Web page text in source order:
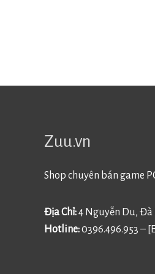
Zuu.vn
Shop chuyên bán game
Địa Chỉ:4 Nguyễn Du, Đà
Hotline:0396.496.953 –